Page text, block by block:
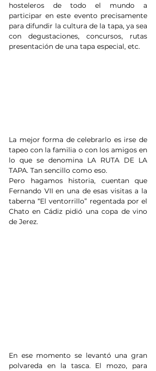
hosteleros de todo el mundo a
participar en este evento precisamente
para difundir la cultura de la tapa, ya sea
con degustaciones, concursos, rutas
presentación de una tapa especial, etc.
La mejor forma de celebrarlo es irse de
tapeo con la familia o con los amigos en
lo que se denomina LA RUTA DE LA
TAPA. Tan sencillo como eso.
Pero hagamos historia, cuentan que
Fernando VII en una de esas visitas a la
taberna “El ventorrillo” regentada por el
Chato en Cádiz pidió una copa de vino
de Jerez.
En ese momento se levantó una gran
polvareda en la tasca. El mozo, para